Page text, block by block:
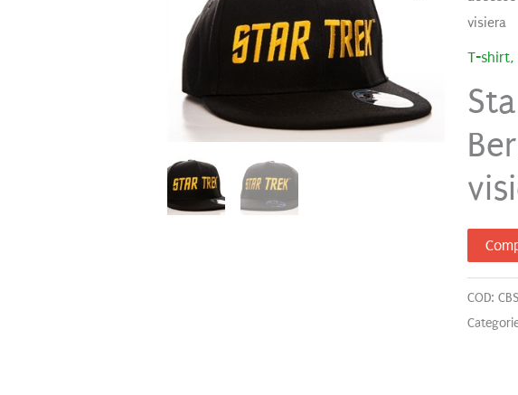
visiera
T-shirt,
COD: